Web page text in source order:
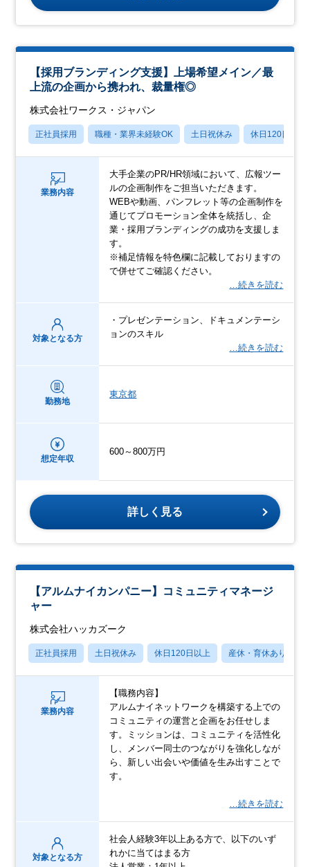
【採用ブランディング支援】上場希望メイン／最
上流の企画から携われ、裁量権◎
株式会社ワークス・ジャパン
正社員採用 職種・業界未経験OK 土日祝休み 休日120日以上
業務内容
大手企業のPR/HR領域において、広報ツー
ルの企画制作をご担当いただきます。
WEBや動画、パンフレット等の企画制作を
通じてプロモーション全体を統括し、企
業・採用ブランディングの成功を支援しま
す。
※補足情報を特色欄に記載しておりますの
で併せてご確認ください。
…続きを読む
対象となる方
・プレゼンテーション、ドキュメンテーシ
ョンのスキル
…続きを読む
勤務地
東京都
想定年収
600～800万円
詳しく見る
【アルムナイカンパニー】コミュニティマネージ
ャー
株式会社ハッカズーク
正社員採用 土日祝休み 休日120日以上 産休・育休あり
業務内容
【職務内容】
アルムナイネットワークを構築する上での
コミュニティの運営と企画をお任せしま
す。ミッションは、コミュニティを活性化
し、メンバー同士のつながりを強化しなが
ら、新しい出会いや価値を生み出すことで
す。
…続きを読む
対象となる方
社会人経験3年以上ある方で、以下のいず
れかに当てはまる方